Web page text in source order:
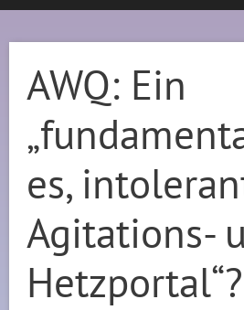
AWQ: Ein
es,
Agitations-
Hetzportal“?